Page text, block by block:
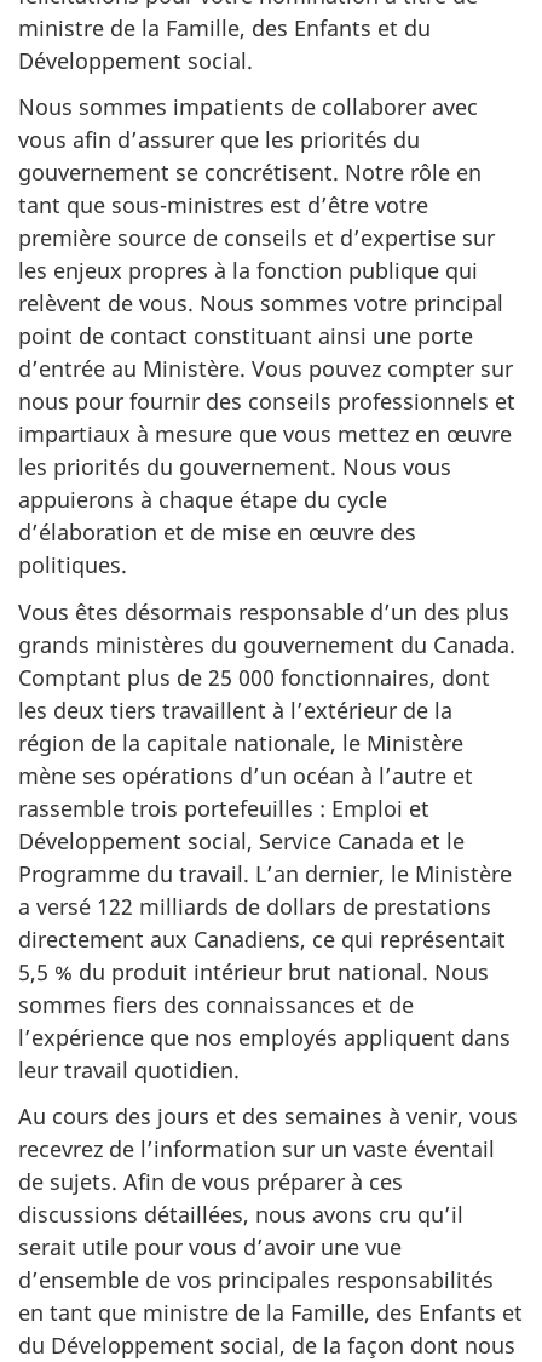
ministre de la Famille, des Enfants et du
Développement social.
Nous sommes impatients de collaborer avec
vous afin d’assurer que les priorités du
gouvernement se concrétisent. Notre rôle en
tant que sous-ministres est d’être votre
première source de conseils et d’expertise sur
les enjeux propres à la fonction publique qui
relèvent de vous. Nous sommes votre principal
point de contact constituant ainsi une porte
d’entrée au Ministère. Vous pouvez compter sur
nous pour fournir des conseils professionnels et
impartiaux à mesure que vous mettez en œuvre
les priorités du gouvernement. Nous vous
appuierons à chaque étape du cycle
d’élaboration et de mise en œuvre des
politiques.
Vous êtes désormais responsable d’un des plus
grands ministères du gouvernement du Canada.
Comptant plus de 25 000 fonctionnaires, dont
les deux tiers travaillent à l’extérieur de la
région de la capitale nationale, le Ministère
mène ses opérations d’un océan à l’autre et
rassemble trois portefeuilles : Emploi et
Développement social, Service Canada et le
Programme du travail. L’an dernier, le Ministère
a versé 122 milliards de dollars de prestations
directement aux Canadiens, ce qui représentait
5,5 % du produit intérieur brut national. Nous
sommes fiers des connaissances et de
l’expérience que nos employés appliquent dans
leur travail quotidien.
Au cours des jours et des semaines à venir, vous
recevrez de l’information sur un vaste éventail
de sujets. Afin de vous préparer à ces
discussions détaillées, nous avons cru qu’il
serait utile pour vous d’avoir une vue
d’ensemble de vos principales responsabilités
en tant que ministre de la Famille, des Enfants et
du Développement social, de la façon dont nous